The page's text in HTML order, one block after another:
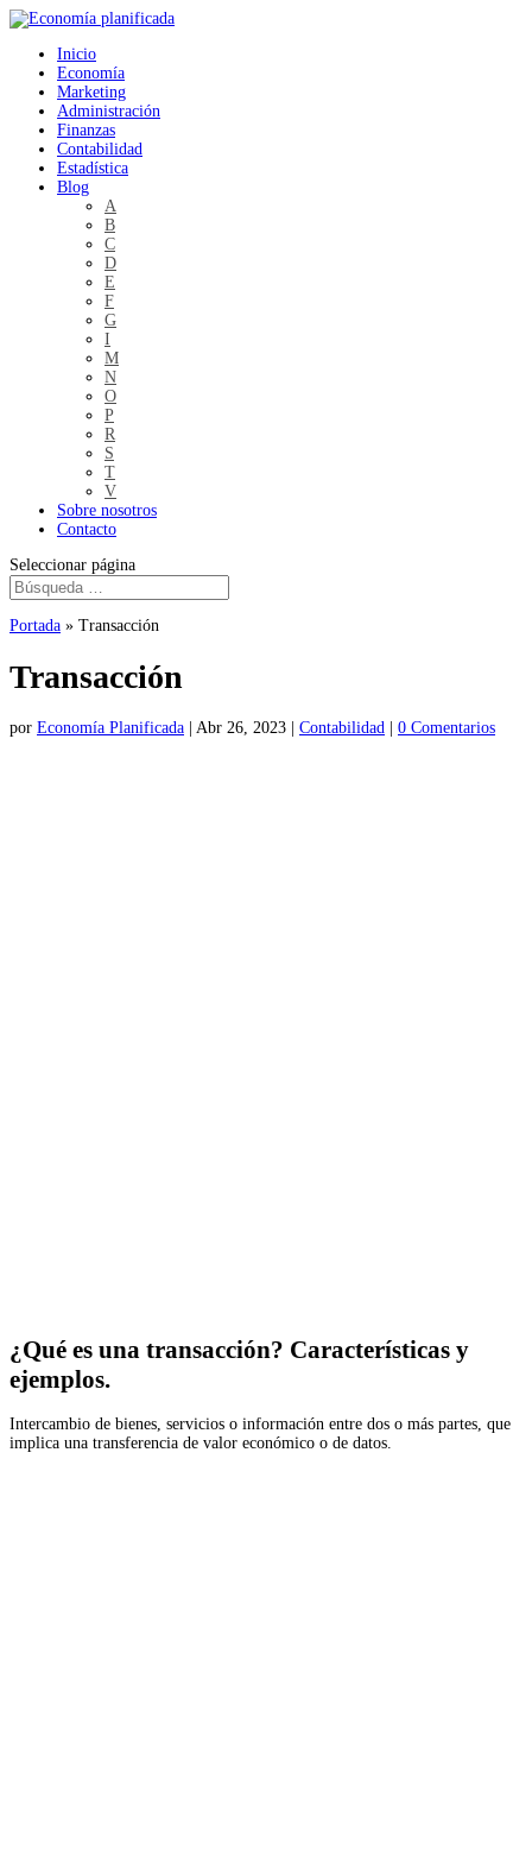
Inicio
Economía
Marketing
Administración
Finanzas
Contabilidad
Estadística
Blog
A
B
C
D
E
F
G
I
M
N
O
P
R
S
T
V
Sobre nosotros
Contacto
Seleccionar página
Portada » Transacción
Transacción
por Economía Planificada | Abr 26, 2023 | Contabilidad | 0 Comentarios
¿Qué es una transacción? Características y
ejemplos.
Intercambio de bienes, servicios o información entre dos o más partes, que
implica una transferencia de valor económico o de datos.